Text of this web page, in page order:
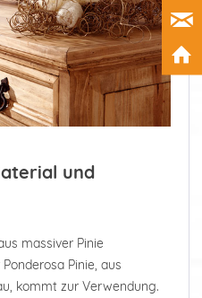
und
massiver Pinie
Pinie, aus
kommt zur Verwendung.